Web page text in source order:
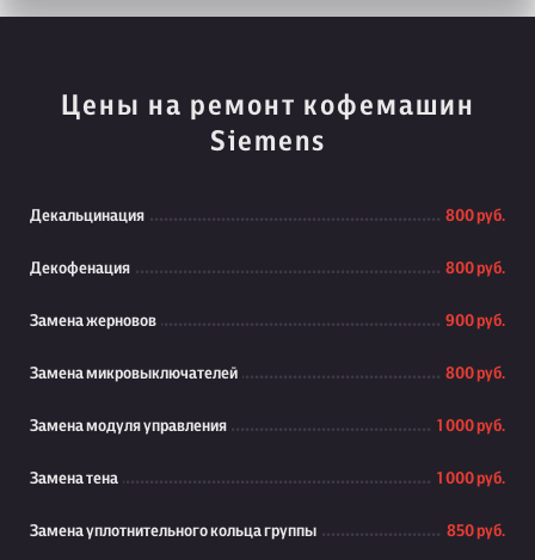
Цены на ремонт кофемашин
Siemens
Декальцинация 800 руб.
Декофенация 800 руб.
Замена жерновов 900 руб.
Замена микровыключателей 800 руб.
Замена модуля управления 1 000 руб.
Замена тена 1 000 руб.
Замена уплотнительного кольца группы 850 руб.